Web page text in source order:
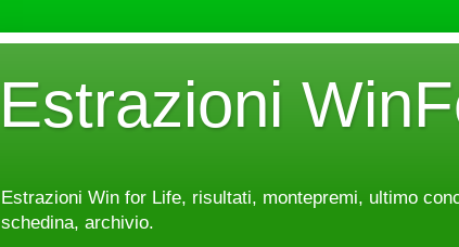
Estrazioni
Estrazioni Win for Life, risultati, montepremi, ultimo
schedina, archivio.